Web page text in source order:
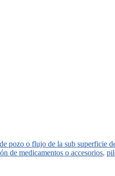
pozo o flujo de la sub superficie
de medicamentos o accesorios,